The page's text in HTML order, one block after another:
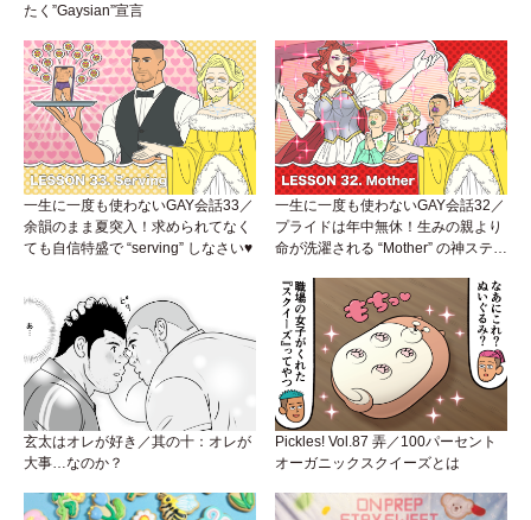
たく”Gaysian”宣言
一生に一度も使わないGAY会話33／
余韻のまま夏突入！求められてなく
ても自信特盛で “serving” しなさい♥
一生に一度も使わないGAY会話32／
プライドは年中無休！生みの親より
命が洗濯される “Mother” の神ステー
玄太はオレが好き／其の十：オレが
大事…なのか？
Pickles! Vol.87 弄／100パーセント
オーガニックスクイーズとは